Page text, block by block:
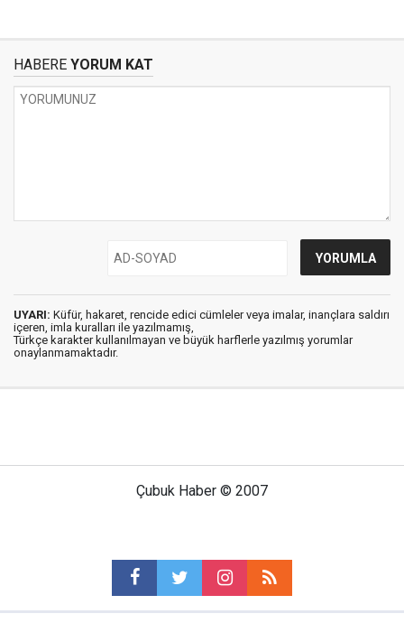
HABERE YORUM KAT
UYARI: Küfür, hakaret, rencide edici cümleler veya imalar, inançlara saldırı
içeren, imla kuralları ile yazılmamış,
Türkçe karakter kullanılmayan ve büyük harflerle yazılmış yorumlar
onaylanmamaktadır.
Çubuk Haber © 2007